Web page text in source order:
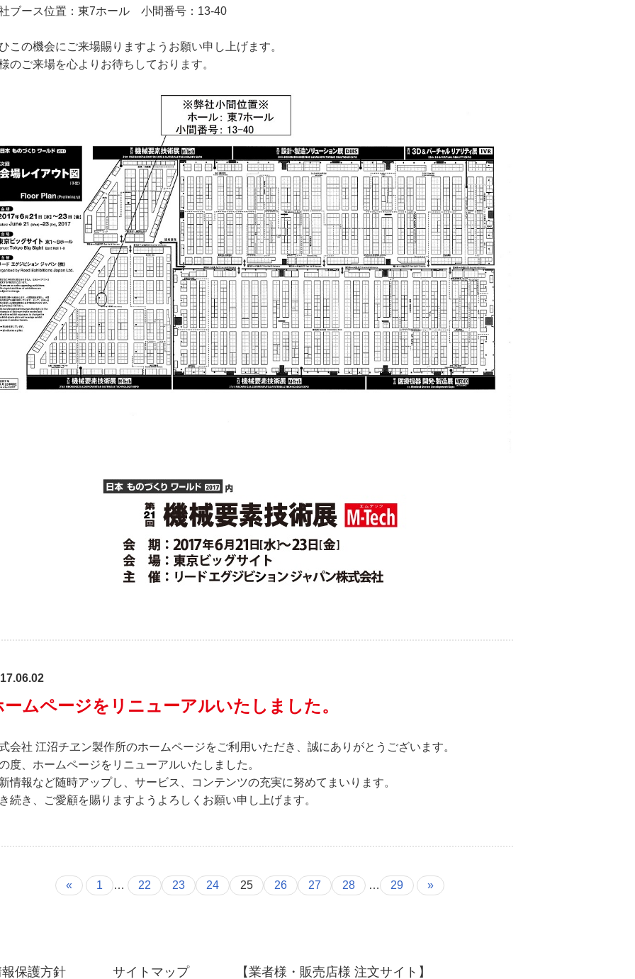
ブース位置：東7ホール 小間番号：13-40
この機会にご来場賜りますようお願い申し上げます。
のご来場を心よりお待ちしております。
ームページをリニューアルいたしました。
会社 江沼チヱン製作所のホームページをご利用いただき、誠にありがとうございます。
度、ホームページをリニューアルいたしました。
情報など随時アップし、サービス、コンテンツの充実に努めてまいります。
続き、ご愛顧を賜りますようよろしくお願い申し上げます。
« 1 … 22 23 24 25 26 27 28 … 29 »
保護方針 サイトマップ 【業者様・販売店様 注文サイト】